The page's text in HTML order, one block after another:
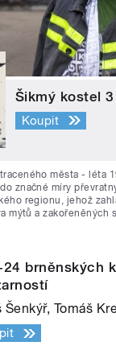
Šikmý kostel 3
Koupit
města - léta
značné míry
regionu, jehož
mýtů a zakořeněných
brněnských
Šenkýř, Tomáš